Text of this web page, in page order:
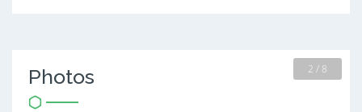
Photos 2 / 8